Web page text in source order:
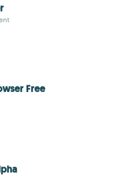
Free